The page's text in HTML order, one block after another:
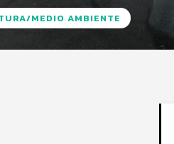
MEDIO AMBIENTE